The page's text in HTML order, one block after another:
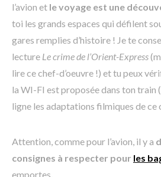
l’avion et le voyage est une
toi les grands espaces qui défilent
gares remplies d’histoire ! Je te
lecture Le crime de l’Orient-Express
lire ce chef-d’oeuvre !) et tu peux
la WI-FI est proposée dans ton train
ligne les adaptations filmiques de ce
Attention, comme pour l’avion, il y a
consignes à respecter pour les
emportes.